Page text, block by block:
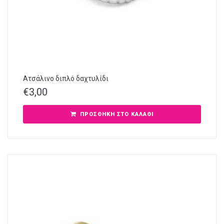
Ατσάλινο διπλό δαχτυλίδι
€3,00
ΠΡΟΣΘΉΚΗ ΣΤΟ ΚΑΛΆΘΙ